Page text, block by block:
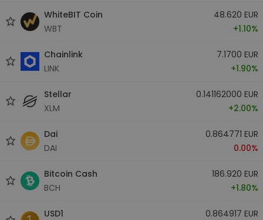
WhiteBIT Coin
WBT
48.620 EUR
+1.10%
Chainlink
LINK
7.1700 EUR
+1.90%
Stellar
XLM
0.141162000 EUR
+2.00%
Dai
DAI
0.864771 EUR
0.00%
Bitcoin Cash
BCH
186.920 EUR
+1.80%
USD1
0.864917 EUR